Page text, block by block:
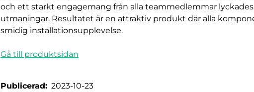
och ett starkt engagemang från alla teammedlemmar
utmaningar. Resultatet är en attraktiv produkt där alla
smidig installationsupplevelse.
Gå till produktsidan
Publicerad: 2023-10-23